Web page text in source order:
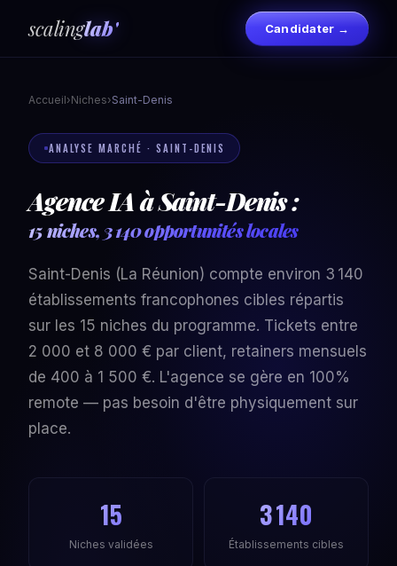
scalinglab' Candidater →
Accueil›Niches›Saint-Denis
ANALYSE MARCHÉ · SAINT-DENIS
Agence IA à Saint-Denis :
15 niches, 3 140 opportunités locales
Saint-Denis (La Réunion) compte environ 3 140
établissements francophones cibles répartis
sur les 15 niches du programme. Tickets entre
2 000 et 8 000 € par client, retainers mensuels
de 400 à 1 500 €. L'agence se gère en 100%
remote — pas besoin d'être physiquement sur
place.
15
Niches validées
3 140
Établissements cibles